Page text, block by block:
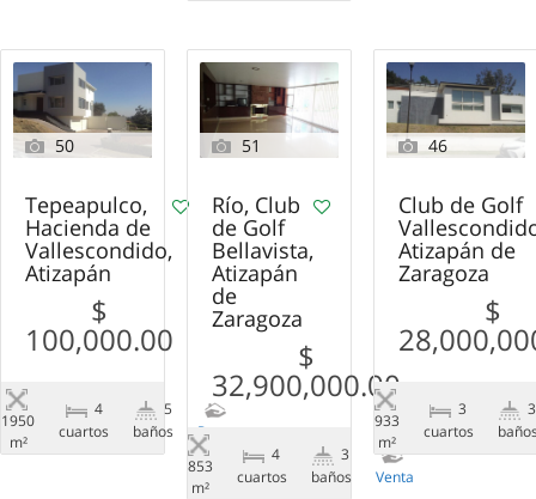
50
Tepeapulco,
Hacienda de
Vallescondido,
Atizapán
$
100,000.00
1950
m²
4
сuartos
5
baños
Renta
51
Río, Club
de Golf
Bellavista,
Atizapán
de
Zaragoza
$
32,900,000.00
853
m²
4
сuartos
3
baños
Venta
46
Club de Golf
Atizapán de
Zaragoza
$
933
m²
3
сuartos
3